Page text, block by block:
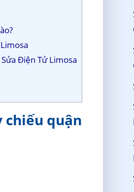
Điện Tử Limosa
chiếu quận